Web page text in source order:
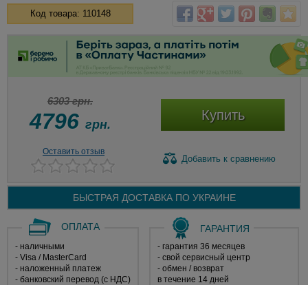
Код товара: 110148
6303 грн.
4796 грн.
Купить
Оставить отзыв
Добавить к сравнению
БЫСТРАЯ ДОСТАВКА ПО УКРАИНЕ
ОПЛАТА
- наличными
- Visa / MasterCard
- наложенный платеж
- банковский перевод (с НДС)
ГАРАНТИЯ
- гарантия 36 месяцев
- свой сервисный центр
- обмен / возврат
в течение 14 дней